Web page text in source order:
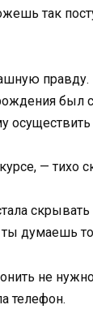
так
правду.
был
осуществить
— тихо
думаешь
не
телефон.